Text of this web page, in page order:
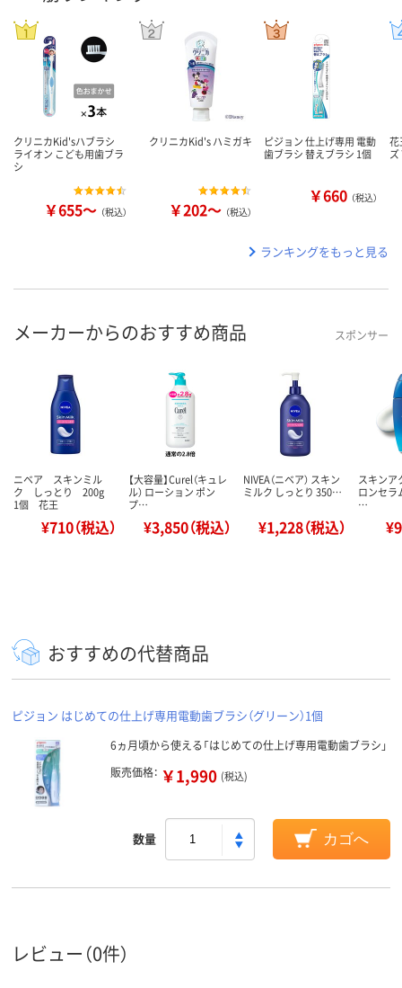
クリニカKid'sハブラシ
ライオン こども用歯ブラ
シ
￥655～ （税込）
クリニカKid's ハミガキ
￥202～ （税込）
ピジョン 仕上げ専用 電動
歯ブラシ 替えブラシ 1個
￥660 （税込）
花
ズ
ランキングをもっと見る
メーカーからのおすすめ商品 スポンサー
ニベア スキンミル
ク しっとり 200g
1個 花王
¥710（税込）
【大容量】Curel（キュレ
ル） ローション ポン
プ…
¥3,850（税込）
NIVEA（ニベア） スキン
ミルク しっとり 350…
¥1,228（税込）
スキン
ロンセラ
…
おすすめの代替商品
ピジョン はじめての仕上げ専用電動歯ブラシ（グリーン）1個
6ヵ月頃から使える「はじめての仕上げ専用電動歯ブラシ」
販売価格： ￥1,990 (税込)
数量 カゴへ
レビュー（0件）